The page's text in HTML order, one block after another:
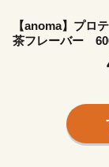
【anoma】プロ
茶フレーバー
筋肉 美容 植物性
タンパク質 サプ